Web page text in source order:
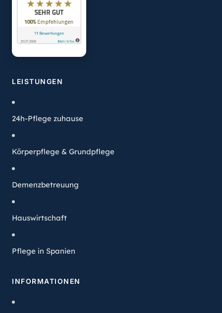
LEISTUNGEN
24h-Pflege zuhause
Körperpflege & Grundpflege
Demenzbetreuung
Hauswirtschaft
Pflege in Spanien
INFORMATIONEN